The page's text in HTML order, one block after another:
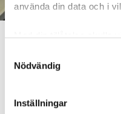
använda din data och i
Med din tillåtelse skulle
som kan ha en
Nödvändig
Inställningar
röda markeringarna) och orsakat
Dela
Hyresgästen har bott i
1995 men måste nu